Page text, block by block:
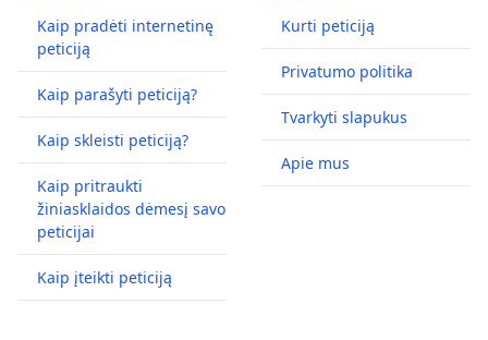
Kaip pradėti internetinę
peticiją
Kaip parašyti peticiją?
Kaip skleisti peticiją?
Kaip pritraukti
žiniasklaidos dėmesį savo
peticijai
Kaip įteikti peticiją
Kurti peticiją
Privatumo politika
Tvarkyti slapukus
Apie mus